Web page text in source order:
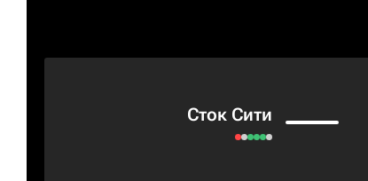
Сток Сити